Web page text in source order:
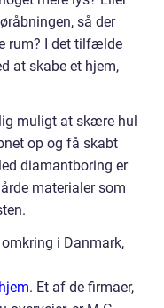
så der
rum? I det tilfælde
at skabe et hjem,
muligt at skære hul
op og få skabt
diamantboring er
materialer som
i Danmark,
. Et af de firmaer,